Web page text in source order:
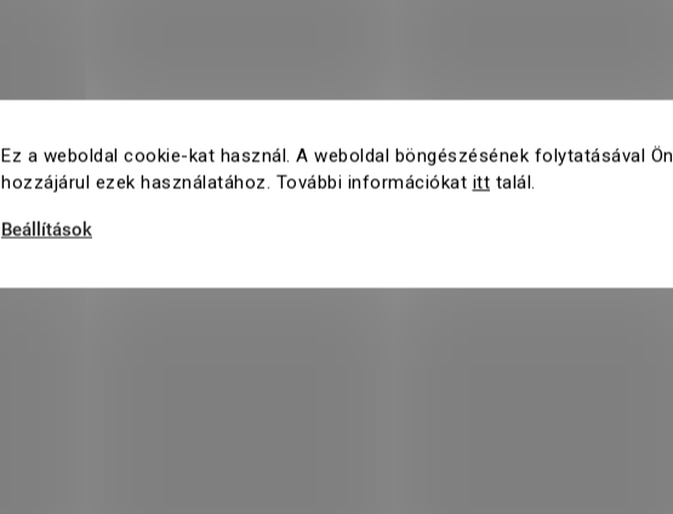
Ez a weboldal cookie-kat használ. A weboldal böngészésének folytatásával Ön
hozzájárul ezek használatához. További információkat itt talál.
Beállítások